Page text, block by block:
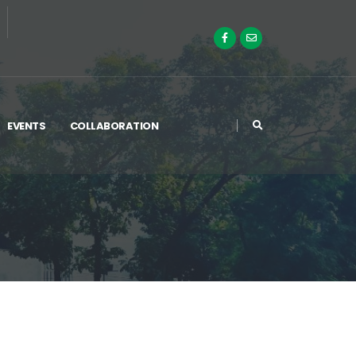
EVENTS COLLABORATION